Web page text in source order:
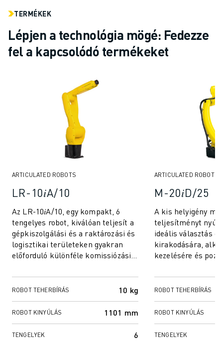
TERMÉKEK
Lépjen a technológia mögé: Fedezze
fel a kapcsolódó termékeket
ARTICULATED ROBOTS
LR-10𝑖A/10
Az LR-10𝑖A/10, egy kompakt, 6
tengelyes robot, kiválóan teljesít a
gépkiszolgálási és a raktározási és
logisztikai területeken gyakran
előforduló különféle komissiózási
ROBOT TEHERBÍRÁS 10 kg
ROBOT KINYÚLÁS 1101 mm
TENGELYEK 6
ARTICULATED ROBOTS
M-20𝑖D/25
A kis helyigény
teljesítményt
ideális választás
kirakodására,
kezelésére és
kiváló hozzá...
ROBOT TEHERBÍRÁS
ROBOT KINYÚLÁS
TENGELYEK